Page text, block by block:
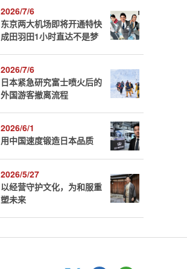
2026/7/6
东京两大机场即将开通特快
成田羽田1小时直达不是梦
2026/7/6
日本紧急研究富士喷火后的
外国游客撤离流程
2026/6/1
用中国速度锻造日本品质
2026/5/27
以经营守护文化，为和服重
塑未来